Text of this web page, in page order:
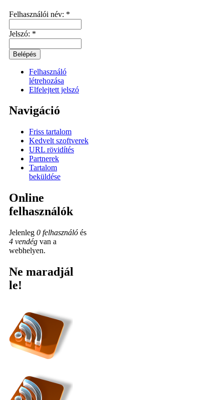
Felhasználói név: *
Jelszó: *
Felhasználó
létrehozása
Elfelejtett jelszó
Navigáció
Friss tartalom
Kedvelt szoftverek
URL rövidítés
Partnerek
Tartalom
beküldése
Online
felhasználók
Jelenleg 0 felhasználó és
4 vendég van a
webhelyen.
Ne maradjál
le!